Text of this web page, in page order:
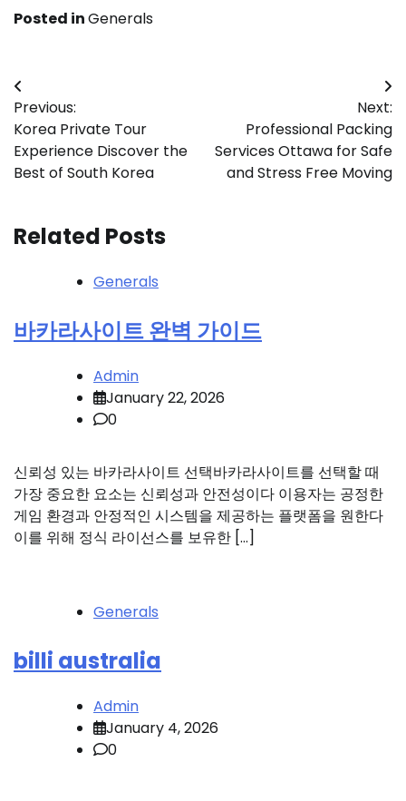
Posted inGenerals
Post
navigation
Previous:
Korea Private Tour
Experience Discover the
Best of South Korea
Next:
Professional Packing
Services Ottawa for Safe
and Stress Free Moving
Related Posts
Generals
바카라사이트 완벽 가이드
Admin
January 22, 2026
0
신뢰성 있는 바카라사이트 선택바카라사이트를 선택할 때
가장 중요한 요소는 신뢰성과 안전성이다 이용자는 공정한
게임 환경과 안정적인 시스템을 제공하는 플랫폼을 원한다
이를 위해 정식 라이선스를 보유한 […]
Generals
billi australia
Admin
January 4, 2026
0